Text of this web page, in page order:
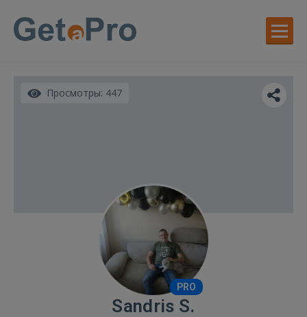
Просмотры: 447
PRO
Sandris S.